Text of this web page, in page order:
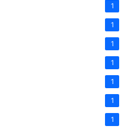
1
1
1
1
1
1
1